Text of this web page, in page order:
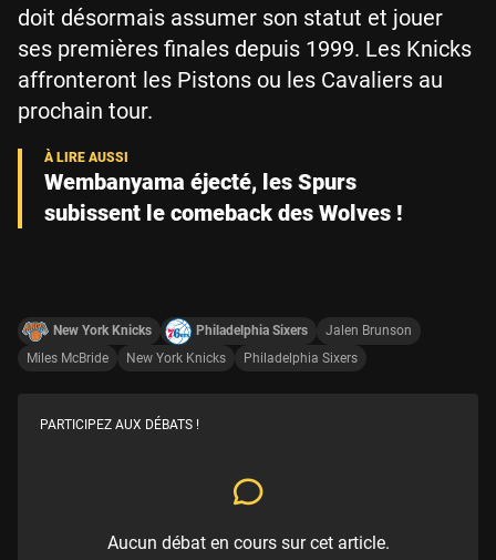
doit désormais assumer son statut et jouer
ses premières finales depuis 1999. Les Knicks
affronteront les Pistons ou les Cavaliers au
prochain tour.
Wembanyama éjecté, les Spurs
subissent le comeback des Wolves !
New York Knicks Philadelphia Sixers
Jalen Brunson
Miles McBride
New York Knicks Philadelphia Sixers
PARTICIPEZ AUX DÉBATS !
Aucun débat en cours sur cet article.